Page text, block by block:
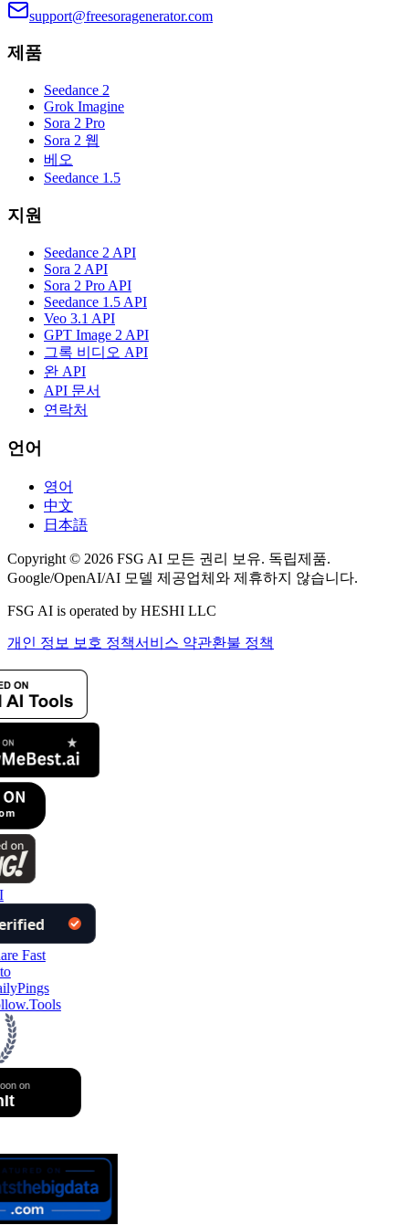
support@freesoragenerator.com
제품
Seedance 2
Grok Imagine
Sora 2 Pro
Sora 2 웹
베오
Seedance 1.5
지원
Seedance 2 API
Sora 2 API
Sora 2 Pro API
Seedance 1.5 API
Veo 3.1 API
GPT Image 2 API
그록 비디오 API
완 API
API 문서
연락처
언어
영어
中文
日本語
Copyright © 2026 FSG AI 모든 권리 보유. 독립제품.
Google/OpenAI/AI 모델 제공업체와 제휴하지 않습니다.
FSG AI is operated by HESHI LLC
개인 정보 보호 정책서비스 약관환불 정책